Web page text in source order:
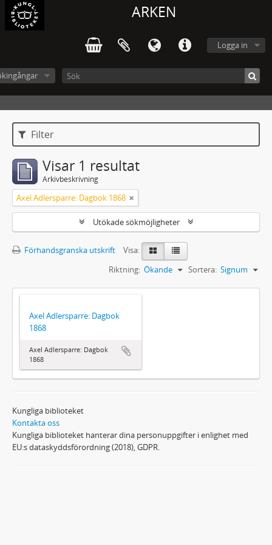
ARKEN
Logga in
Filter
Visar 1 resultat
Arkivbeskrivning
Axel Adlersparre: Dagbok 1868
Utökade sökmöjligheter
Förhandsgranska utskrift
Visa:
Sortera: Signum
Riktning: Ökande
Axel Adlersparre: Dagbok
1868
Axel Adlersparre: Dagbok
1868
Kungliga biblioteket
Kontakta oss
Kungliga biblioteket hanterar dina personuppgifter i enlighet med
EU:s dataskyddsförordning (2018), GDPR.